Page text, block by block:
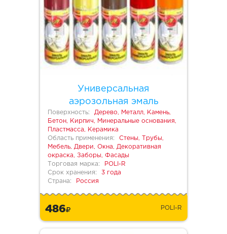
Универсальная
аэрозольная эмаль
Поверхность:
Дерево, Металл, Камень,
Бетон, Кирпич, Минеральные основания,
Пластмасса, Керамика
Область применения:
Стены, Трубы,
Мебель, Двери, Окна, Декоративная
окраска, Заборы, Фасады
Торговая марка:
POLI-R
Срок хранения:
3 года
Страна:
Россия
486 POLI-R